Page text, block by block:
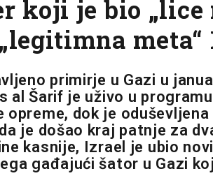
koji je bio „lice
meta“
primirje u Gazi u
al Šarif je uživo u
opreme, dok je
je došao kraj patnje za
kasnije, Izrael je ubio
gađajući šator u Gazi